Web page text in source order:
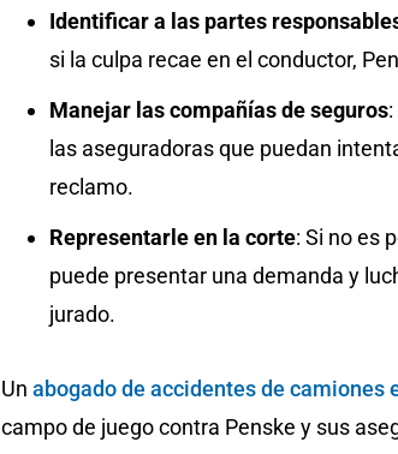
Identificar a las partes
si la culpa recae en el conductor,
Manejar las compañías de seguros
las aseguradoras que puedan
reclamo.
Representarle en la corte: Si no es
puede presentar una demanda y
jurado.
Un abogado de accidentes de camiones
campo de juego contra Penske y sus